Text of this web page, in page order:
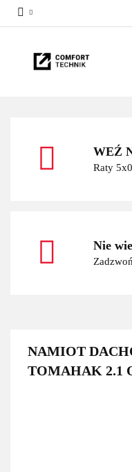
WEŹ
Raty
Nie
NAMIOT
TOMAHAK 2.1